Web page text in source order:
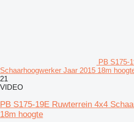
PB S175-
Schaarhoogwerker Jaar 2015 18m
21
VIDEO
PB S175-19E Ruwterrein 4x4
18m hoogte